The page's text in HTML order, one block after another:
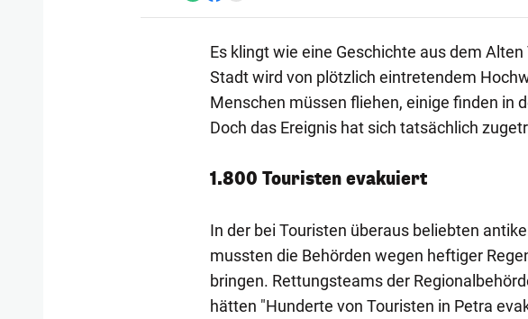
Es klingt wie eine Geschichte aus dem
Stadt wird von plötzlich eintretendem
Menschen müssen fliehen, einige finden in
Doch das Ereignis hat sich tatsächlich
1.800 Touristen evakuiert
In der bei Touristen überaus beliebten
mussten die Behörden wegen heftiger
bringen. Rettungsteams der
hätten "Hunderte von Touristen in Petra